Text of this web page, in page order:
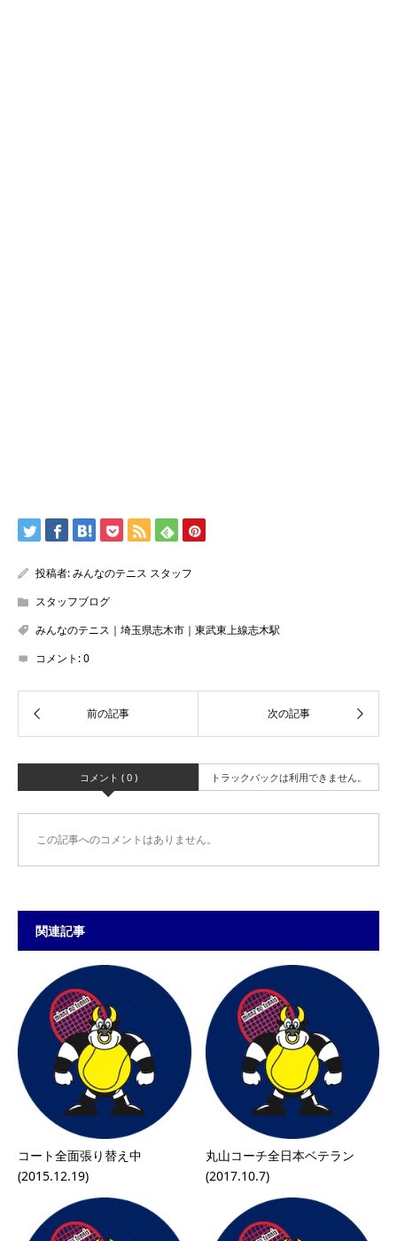
投稿者:みんなのテニス スタッフ
スタッフブログ
みんなのテニス｜埼玉県志木市｜東武東上線志木駅
コメント:0
コメント ( 0 ) トラックバックは利用できません。
この記事へのコメントはありません。
関連記事
コート全面張り替え中
(2015.12.19)
丸山コーチ全日本ベテラン
(2017.10.7)